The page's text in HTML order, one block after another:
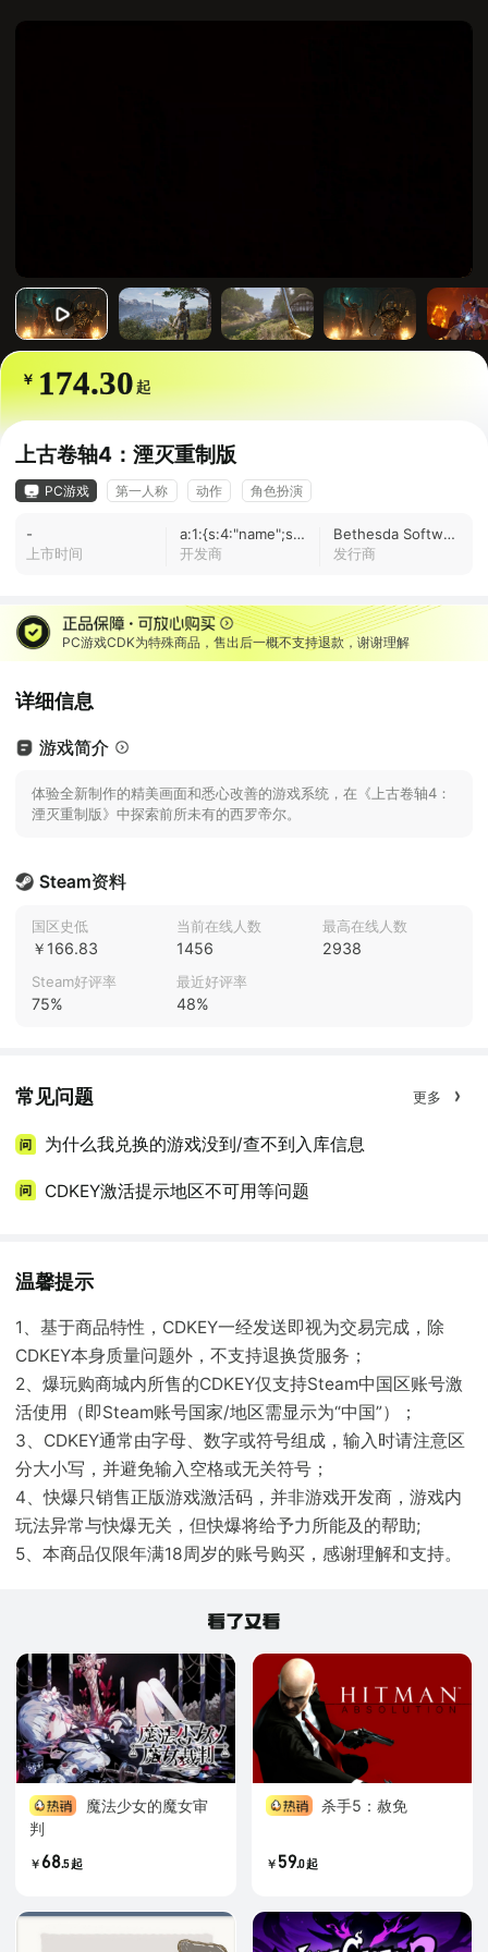
￥ 174.30起
上古卷轴4：湮灭重制版
PC游戏 第一人称 动作 角色扮演
-
上市时间
a:1:{s:4:"name";s:0:"";}
开发商
Bethesda Softworks
发行商
PC游戏CDK为特殊商品，售出后一概不支持退款，谢谢理解
详细信息
游戏简介
体验全新制作的精美画面和悉心改善的游戏系统，在《上古卷轴4：
湮灭重制版》中探索前所未有的西罗帝尔。
Steam资料
国区史低
￥166.83
当前在线人数
1456
最高在线人数
2938
Steam好评率
75%
最近好评率
48%
常见问题 更多
为什么我兑换的游戏没到/查不到入库信息
CDKEY激活提示地区不可用等问题
温馨提示
1、基于商品特性，CDKEY一经发送即视为交易完成，除
CDKEY本身质量问题外，不支持退换货服务；
2、爆玩购商城内所售的CDKEY仅支持Steam中国区账号激
活使用（即Steam账号国家/地区需显示为“中国”）；
3、CDKEY通常由字母、数字或符号组成，输入时请注意区
分大小写，并避免输入空格或无关符号；
4、快爆只销售正版游戏激活码，并非游戏开发商，游戏内
玩法异常与快爆无关，但快爆将给予力所能及的帮助;
5、本商品仅限年满18周岁的账号购买，感谢理解和支持。
判
￥68.5起
杀手5：赦免
￥ 59.0起